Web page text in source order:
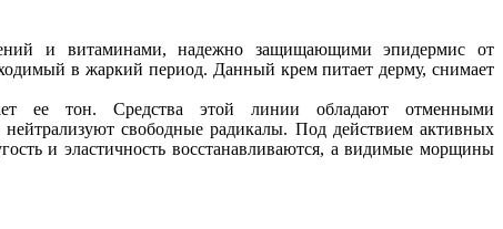
и витаминами, надежно защищающими эпидермис от
в жаркий период. Данный крем питает дерму, снимает
ее тон. Средства этой линии обладают отменными
свободные радикалы. Под действием активных
и эластичность восстанавливаются, а видимые морщины